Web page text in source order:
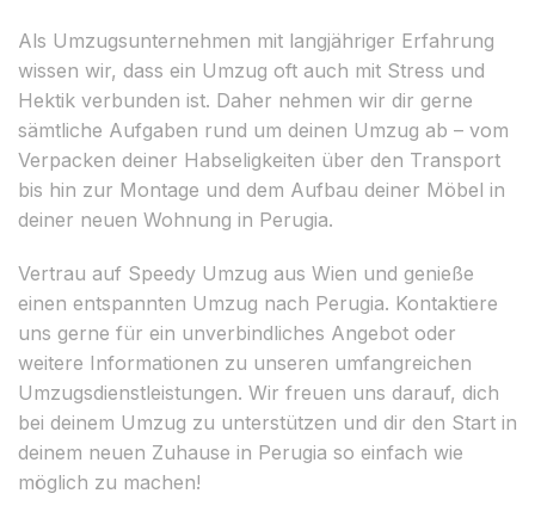
Als Umzugsunternehmen mit langjähriger Erfahrung
wissen wir, dass ein Umzug oft auch mit Stress und
Hektik verbunden ist. Daher nehmen wir dir gerne
sämtliche Aufgaben rund um deinen Umzug ab – vom
Verpacken deiner Habseligkeiten über den Transport
bis hin zur Montage und dem Aufbau deiner Möbel in
deiner neuen Wohnung in Perugia.
Vertrau auf Speedy Umzug aus Wien und genieße
einen entspannten Umzug nach Perugia. Kontaktiere
uns gerne für ein unverbindliches Angebot oder
weitere Informationen zu unseren umfangreichen
Umzugsdienstleistungen. Wir freuen uns darauf, dich
bei deinem Umzug zu unterstützen und dir den Start in
deinem neuen Zuhause in Perugia so einfach wie
möglich zu machen!